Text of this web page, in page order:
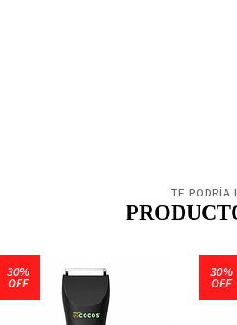
TE PODRÍA
30%
OFF
30%
OFF